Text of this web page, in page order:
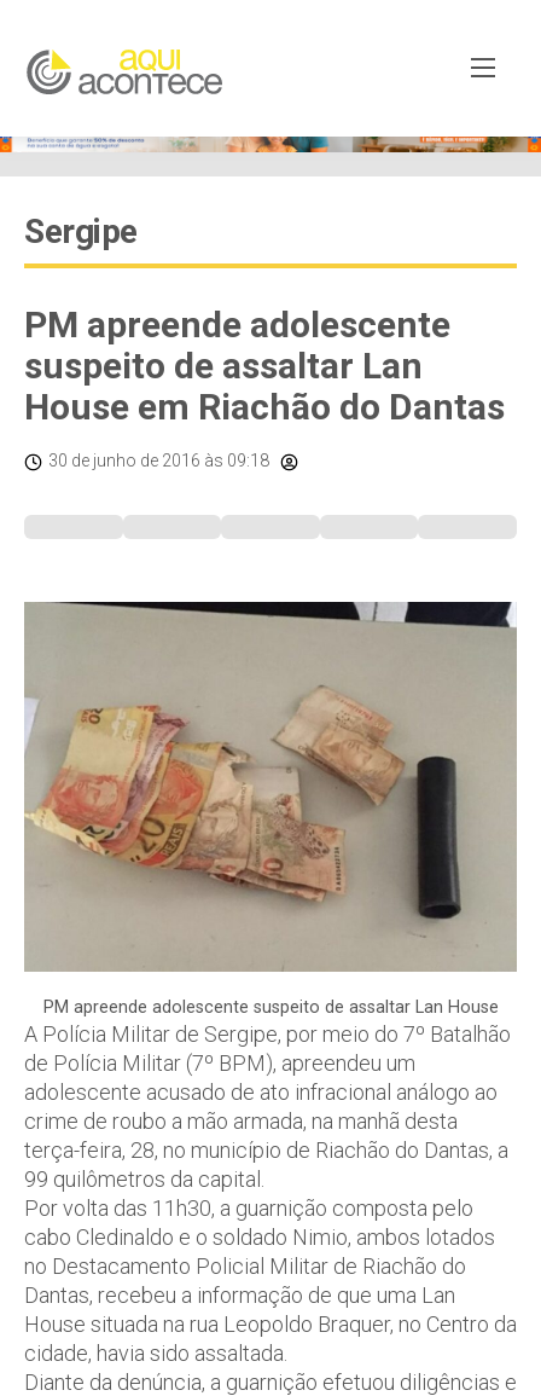
Sergipe
PM apreende adolescente
suspeito de assaltar Lan
House em Riachão do Dantas
30 de junho de 2016 às 09:18
PM apreende adolescente suspeito de assaltar Lan House
A Polícia Militar de Sergipe, por meio do 7º Batalhão
de Polícia Militar (7º BPM), apreendeu um
adolescente acusado de ato infracional análogo ao
crime de roubo a mão armada, na manhã desta
terça-feira, 28, no município de Riachão do Dantas, a
99 quilômetros da capital.
Por volta das 11h30, a guarnição composta pelo
cabo Cledinaldo e o soldado Nimio, ambos lotados
no Destacamento Policial Militar de Riachão do
Dantas, recebeu a informação de que uma Lan
House situada na rua Leopoldo Braquer, no Centro da
cidade, havia sido assaltada.
Diante da denúncia, a guarnição efetuou diligências e